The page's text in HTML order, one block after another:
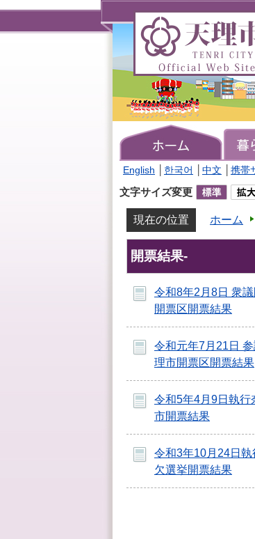
理
TENRI
Official
Site
English 한국어 中文 携帯
文字サイズ変更
現在の位置 ホーム
開票結果-
令和8年2月8日 衆
開票区開票結果
令和元年7月21日
理市開票区開票結果
令和5年4月9日執行
市開票結果
令和3年10月24日
欠選挙開票結果